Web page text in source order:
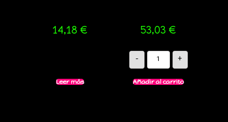
14,18 €
Leer más
53,03 €
- +
Añadir al carrito